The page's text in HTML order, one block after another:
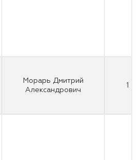
Морарь Дмитрий
Александрович
1